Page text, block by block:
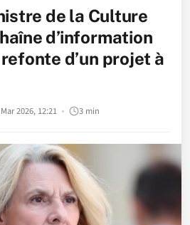
de la Culture
d’information
d’un projet à
2026, 12:21 3 min